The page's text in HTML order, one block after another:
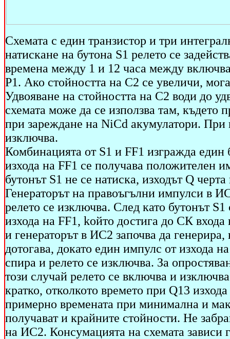
Схемата с един транзистор и три
натискане на бутона S1 релето се
времена между 1 и 12 часа между
P1. Ако стойността на С2 се увеличи,
Удвояване на стойността на С2 води до
схемата може да се използва там,
при зареждане на NiCd акумулатори. При
изключва.
Комбинацията от S1 и FF1 изгражда
изхода на FF1 се получава положителен
бутонът S1 не се натиска, изходът Q
Генераторът на правоъгълни импулси в
релето се изключва. След като бутонът
изхода на FF1, koйто достига до СК входа
и генераторът в ИС2 започва да
дотогава, докато един импулс от изхода
спира и релето се изключва. За
този случай релето се включва и
кратко, отколкото времето при Q13
примерно времената при минимална и
получават и крайните стойности. Не
на ИС2. Консумацията на схемата зависи